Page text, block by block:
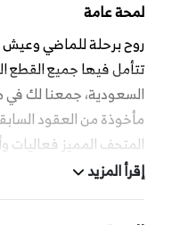
لمحة عامة
روح برحلة للماضي وعيش
تتأمل فيها جميع القطع
السعودية، جمعنا لك
مأخوذة من العقود
المتحف المميز
يقدر الجميع إنهم يعيشون
بالغين أو أطفال، لا
وثقافتها معنا.
إقرأ المزيد